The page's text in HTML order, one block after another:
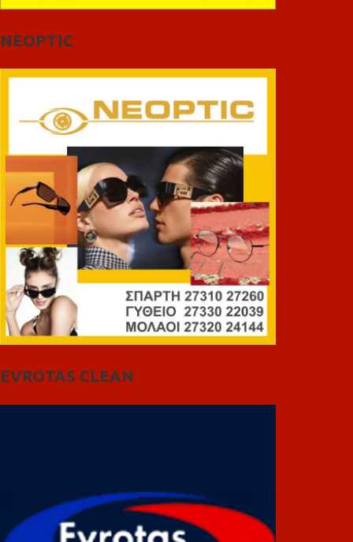
NEOPTIC
EVROTAS CLEAN